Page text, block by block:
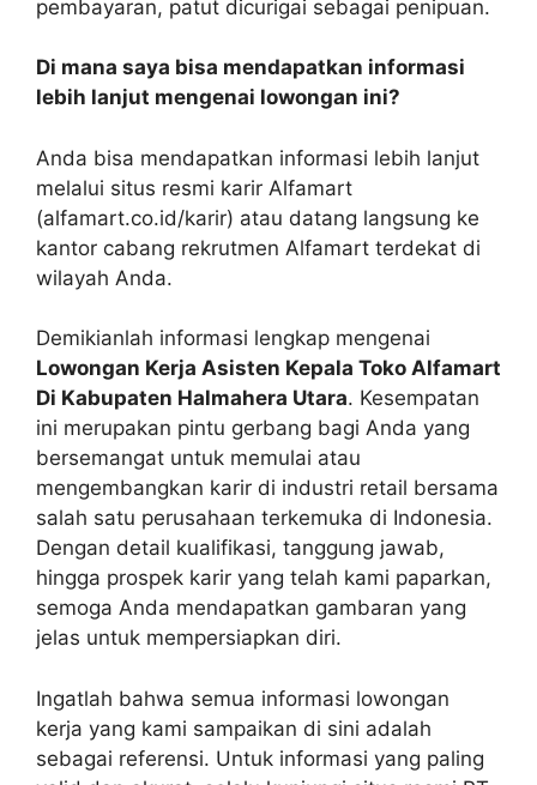
pembayaran, patut dicurigai sebagai penipuan.
Di mana saya bisa mendapatkan informasi
lebih lanjut mengenai lowongan ini?
Anda bisa mendapatkan informasi lebih lanjut
melalui situs resmi karir Alfamart
(alfamart.co.id/karir) atau datang langsung ke
kantor cabang rekrutmen Alfamart terdekat di
wilayah Anda.
Demikianlah informasi lengkap mengenai
Lowongan Kerja Asisten Kepala Toko Alfamart
Di Kabupaten Halmahera Utara. Kesempatan
ini merupakan pintu gerbang bagi Anda yang
bersemangat untuk memulai atau
mengembangkan karir di industri retail bersama
salah satu perusahaan terkemuka di Indonesia.
Dengan detail kualifikasi, tanggung jawab,
hingga prospek karir yang telah kami paparkan,
semoga Anda mendapatkan gambaran yang
jelas untuk mempersiapkan diri.
Ingatlah bahwa semua informasi lowongan
kerja yang kami sampaikan di sini adalah
sebagai referensi. Untuk informasi yang paling